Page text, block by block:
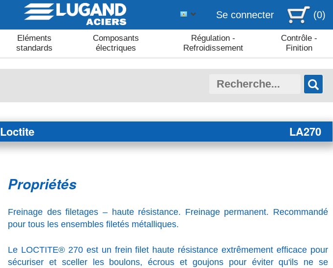
Se connecter (0)
Eléments
standards
Composants
électriques
Régulation -
Refroidissement
Contrôle -
Finition
LA270
Propriétés
Freinage des filetages – haute résistance. Freinage permanent. Recommandé
pour tous les ensembles filetés métalliques.
Le LOCTITE® 270 est un frein filet haute résistance extrêmement efficace pour
sécuriser et sceller les boulons, écrous et goujons pour éviter qu'ils ne se